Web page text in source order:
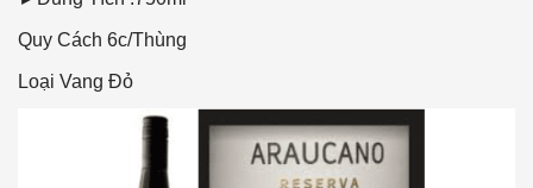
Quy Cách 6c/Thùng
Loại Vang Đỏ